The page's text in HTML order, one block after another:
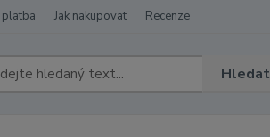
Jak nakupovat Recenze
Hledat